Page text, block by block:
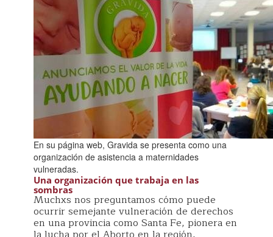
En su página web, Gravida se presenta como una
organización de asistencia a maternidades
vulneradas.
Una organización que trabaja en las
sombras
Muchxs nos preguntamos cómo puede
ocurrir semejante vulneración de derechos
en una provincia como Santa Fe, pionera en